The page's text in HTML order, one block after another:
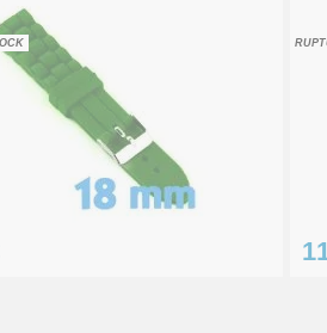
- 13 pièces